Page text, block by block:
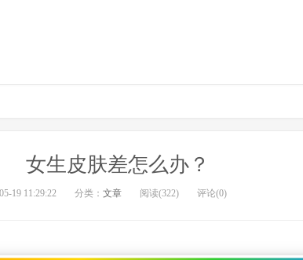
女生皮肤差怎么办？
19 11:29:22 分类： 文章 阅读(322) 评论(0)